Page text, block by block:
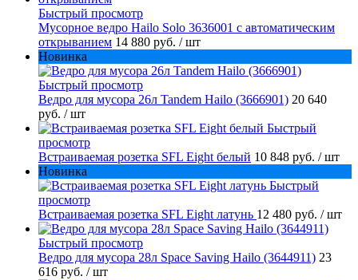
Быстрый просмотр
Мусорное ведро Hailo Solo 3636001 с автоматическим
открыванием 14 880 руб. / шт
Новинка
Быстрый просмотр
Ведро для мусора 26л Tandem Hailo (3666901) 20 640
руб. / шт
Быстрый
просмотр
Встраиваемая розетка SFL Eight белый 10 848 руб. / шт
Новинка
Быстрый
просмотр
Встраиваемая розетка SFL Eight латунь 12 480 руб. / шт
Быстрый просмотр
Ведро для мусора 28л Space Saving Hailo (3644911) 23
616 руб. / шт